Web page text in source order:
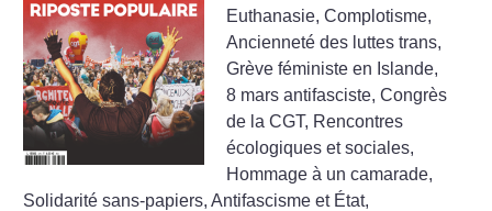
Euthanasie, Complotisme,
Ancienneté des luttes trans,
Grève féministe en Islande,
8 mars antifasciste, Congrès
de la CGT, Rencontres
écologiques et sociales,
Hommage à un camarade,
Solidarité sans-papiers, Antifascisme et État,